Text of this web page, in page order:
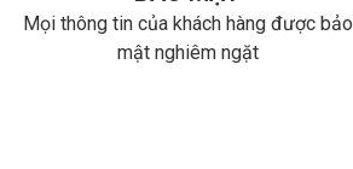
Mọi thông tin của khách hàng được bảo
mật nghiêm ngặt